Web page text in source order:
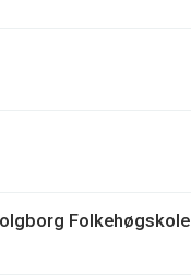
Folkehøgskole